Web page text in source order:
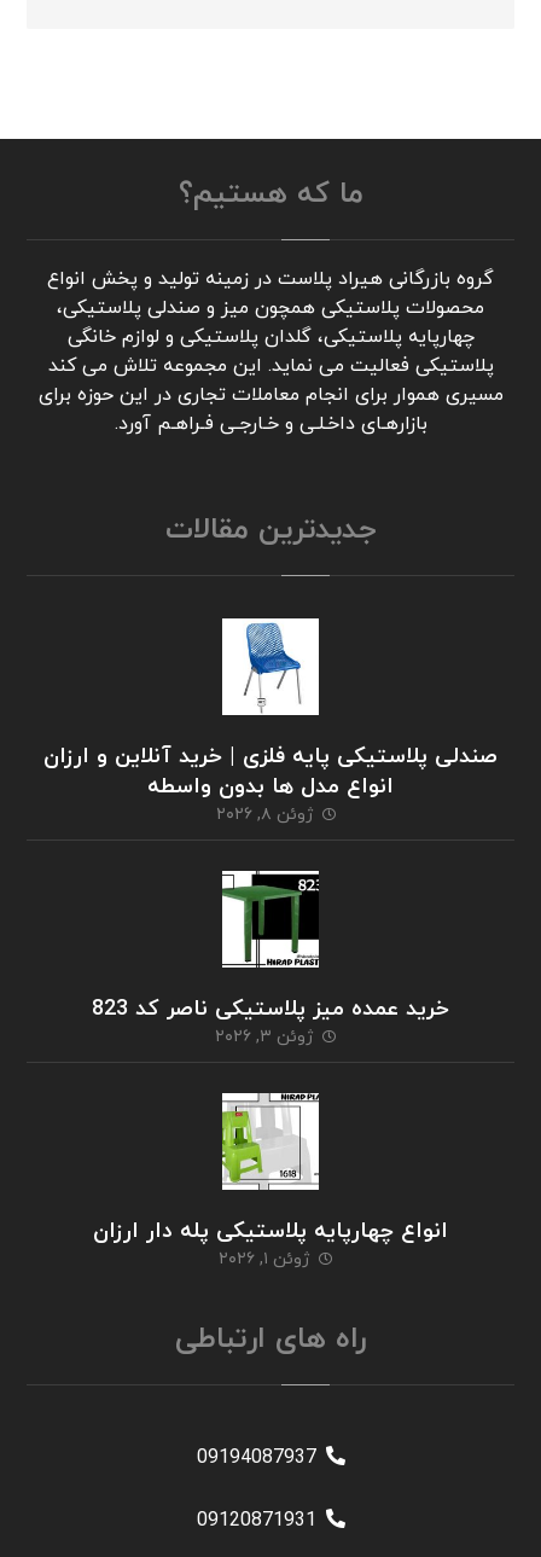
ما که هستیم؟
گروه بازرگانی هیراد پلاست در زمینه تولید و پخش انواع
محصولات پلاستیکی همچون میز و صندلی پلاستیکی،
چهارپایه پلاستیکی، گلدان پلاستیکی و لوازم خانگی
پلاستیکی فعالیت می نماید. این مجموعه تلاش می کند
مسیری هموار برای انجام معاملات تجاری در این حوزه برای
بازارهـای داخـلـی و خـارجـی فـراهـم آورد.
جدیدترین مقالات
صندلی پلاستیکی پایه فلزی | خرید آنلاین و ارزان
انواع مدل ها بدون واسطه
ژوئن ۸, ۲۰۲۶
خرید عمده میز پلاستیکی ناصر کد 823
ژوئن ۳, ۲۰۲۶
انواع چهارپایه پلاستیکی پله دار ارزان
ژوئن ۱, ۲۰۲۶
راه های ارتباطی
09194087937
09120871931